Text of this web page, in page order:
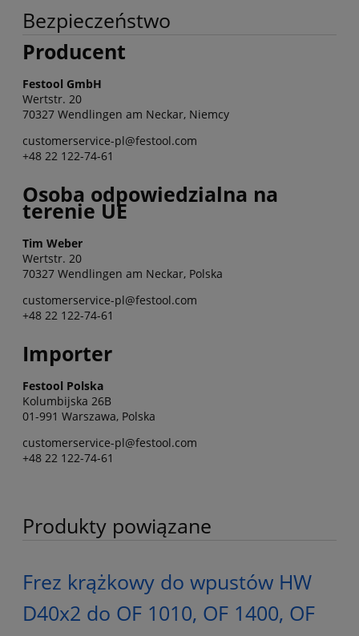
Bezpieczeństwo
Producent
Festool GmbH
Wertstr. 20
70327 Wendlingen am Neckar, Niemcy
customerservice-pl@festool.com
+48 22 122-74-61
Osoba odpowiedzialna na
terenie UE
Tim Weber
Wertstr. 20
70327 Wendlingen am Neckar, Polska
customerservice-pl@festool.com
+48 22 122-74-61
Importer
Festool Polska
Kolumbijska 26B
01-991 Warszawa, Polska
customerservice-pl@festool.com
+48 22 122-74-61
Produkty powiązane
Frez krążkowy do wpustów HW
D40x2 do OF 1010, OF 1400, OF